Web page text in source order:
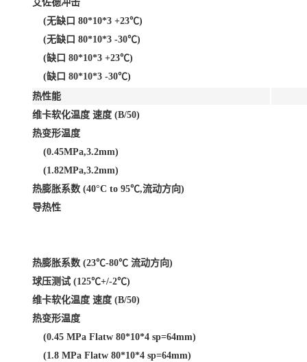
艾佐德冲击
(无缺口 80*10*3 +23℃)
(无缺口 80*10*3 -30℃)
(缺口 80*10*3 +23℃)
(缺口 80*10*3 -30℃)
热性能
维卡软化温度 速度 (B/50)
热变形温度
(0.45MPa,3.2mm)
(1.82MPa,3.2mm)
热膨胀系数 (40°C to 95℃,流动方向)
导热性
热膨胀系数 (23℃-80℃ 流动方向)
球压测试 (125℃+/-2℃)
维卡软化温度 速度 (B/50)
热变形温度
(0.45 MPa Flatw 80*10*4 sp=64mm)
(1.8 MPa Flatw 80*10*4 sp=64mm)